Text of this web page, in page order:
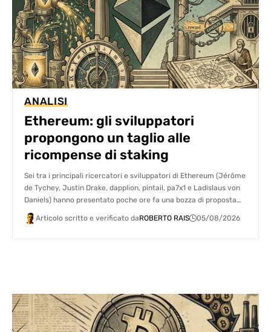
ANALISI
Ethereum: gli sviluppatori
propongono un taglio alle
ricompense di staking
Sei tra i principali ricercatori e sviluppatori di Ethereum (Jérôme
de Tychey, Justin Drake, dapplion, pintail, pa7x1 e Ladislaus von
Daniels) hanno presentato poche ore fa una bozza di proposta…
Articolo scritto e verificato daROBERTO RAIS 05/08/2026